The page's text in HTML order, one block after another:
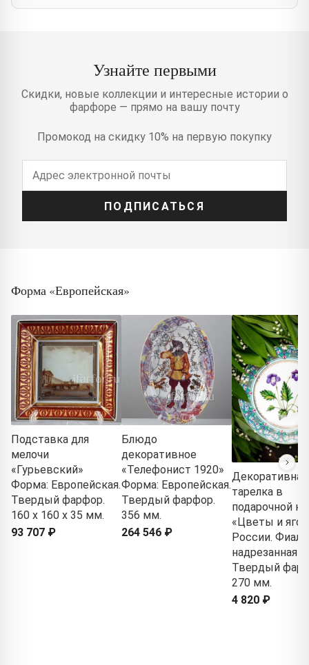
Узнайте первыми
Скидки, новые коллекции и интересные истории о
фарфоре — прямо на вашу почту
Промокод на скидку 10% на первую покупку
ПОДПИСАТЬСЯ
Форма «Европейская»
Подставка для
мелочи
«Гурьевский»
Форма: Европейская.
Твердый фарфор.
160 x 160 x 35 мм.
93 707 ₽
Блюдо
декоративное
«Телефонист 1920»
Форма: Европейская.
Твердый фарфор.
356 мм.
264 546 ₽
Декоративная
тарелка в
подарочной
«Цветы и
России.
надрезанная»
Твердый
270 мм.
4 820 ₽